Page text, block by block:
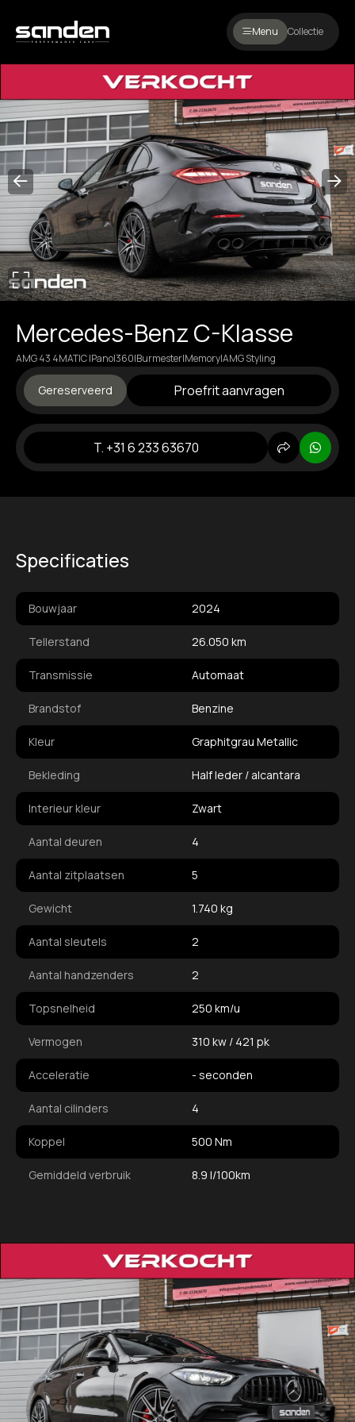
Menu Collectie
Mercedes-Benz C-Klasse
AMG 43 4MATIC |Pano|360|Burmester|Memory|AMG Styling
Gereserveerd Proefrit aanvragen
T. +31 6 233 63670
Delen
Specificaties
Bouwjaar 2024
Tellerstand 26.050 km
Transmissie Automaat
Brandstof Benzine
Kleur Graphitgrau Metallic
Bekleding Half leder / alcantara
Interieur kleur Zwart
Aantal deuren 4
Aantal zitplaatsen 5
Gewicht 1.740 kg
Aantal sleutels 2
Aantal handzenders 2
Topsnelheid 250 km/u
Vermogen 310 kw / 421 pk
Acceleratie - seconden
Aantal cilinders 4
Koppel 500 Nm
Gemiddeld verbruik 8.9 l/100km